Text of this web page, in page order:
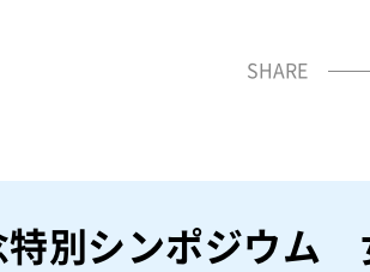
SHARE
特別シンポジウム